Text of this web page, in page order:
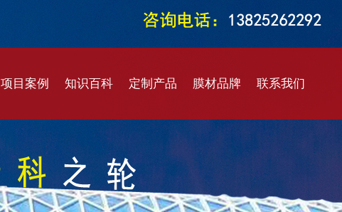
项目案例
膜结构车棚
膜结构看台
膜结构景观
知识百科
膜结构知识
膜结构设计
膜结构加工
定制产品
马戏大棚
仓储篷房
建筑幕墙
膜材品牌
进口膜材
国产膜材
ETFE膜材
联系我们